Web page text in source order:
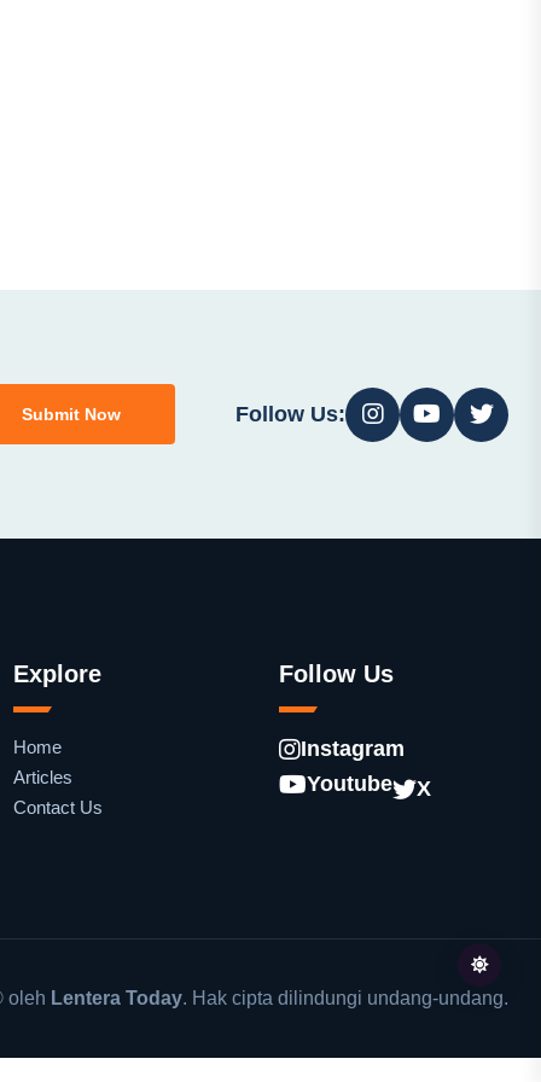
Submit Now Follow Us:
Explore
Home
Articles
Contact Us
Follow Us
Instagram
Youtube
X
oleh Lentera Today. Hak cipta dilindungi undang-undang.